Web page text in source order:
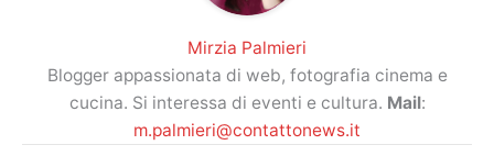
Mirzia Palmieri
Blogger appassionata di web, fotografia cinema e
cucina. Si interessa di eventi e cultura. Mail:
m.palmieri@contattonews.it